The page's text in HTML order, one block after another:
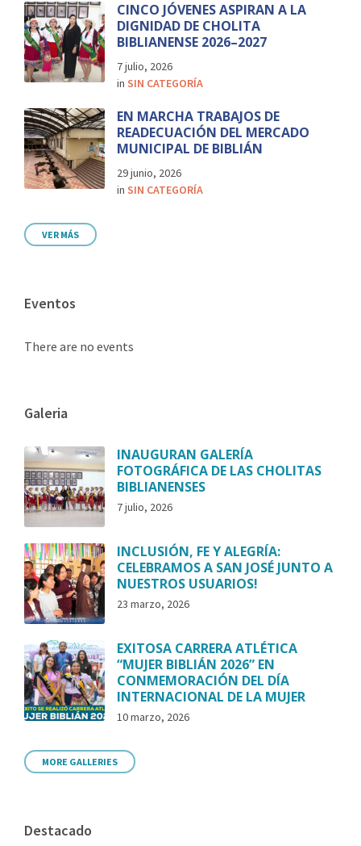
CINCO JÓVENES ASPIRAN A LA
DIGNIDAD DE CHOLITA
BIBLIANENSE 2026–2027
7 julio, 2026
in SIN CATEGORÍA
EN MARCHA TRABAJOS DE
READECUACIÓN DEL MERCADO
MUNICIPAL DE BIBLIÁN
29 junio, 2026
in SIN CATEGORÍA
VER MÁS
Eventos
There are no events
Galeria
INAUGURAN GALERÍA
FOTOGRÁFICA DE LAS CHOLITAS
BIBLIANENSES
7 julio, 2026
INCLUSIÓN, FE Y ALEGRÍA:
CELEBRAMOS A SAN JOSÉ JUNTO A
NUESTROS USUARIOS!
23 marzo, 2026
EXITOSA CARRERA ATLÉTICA
“MUJER BIBLIÁN 2026” EN
CONMEMORACIÓN DEL DÍA
INTERNACIONAL DE LA MUJER
10 marzo, 2026
MORE GALLERIES
Destacado